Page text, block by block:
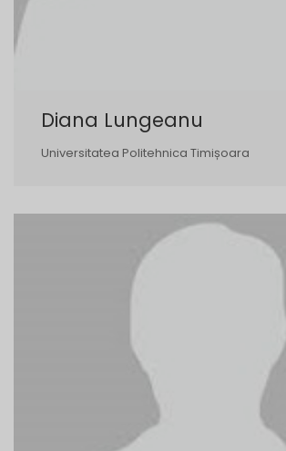
Diana Lungeanu
Universitatea Politehnica Timișoara